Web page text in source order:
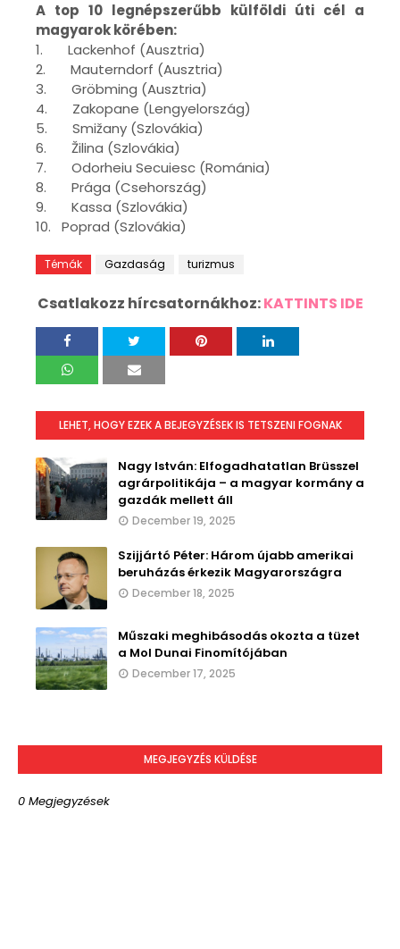
A top 10 legnépszerűbb külföldi úti cél a
magyarok körében:
1. Lackenhof (Ausztria)
2. Mauterndorf (Ausztria)
3. Gröbming (Ausztria)
4. Zakopane (Lengyelország)
5. Smižany (Szlovákia)
6. Žilina (Szlovákia)
7. Odorheiu Secuiesc (Románia)
8. Prága (Csehország)
9. Kassa (Szlovákia)
10. Poprad (Szlovákia)
Témák Gazdaság turizmus
Csatlakozz hírcsatornákhoz:KATTINTS IDE
LEHET, HOGY EZEK A BEJEGYZÉSEK IS TETSZENI FOGNAK
Nagy István: Elfogadhatatlan Brüsszel
agrárpolitikája – a magyar kormány a
gazdák mellett áll
December 19, 2025
Szijjártó Péter: Három újabb amerikai
beruházás érkezik Magyarországra
December 18, 2025
Műszaki meghibásodás okozta a tüzet
a Mol Dunai Finomítójában
December 17, 2025
MEGJEGYZÉS KÜLDÉSE
0 Megjegyzések